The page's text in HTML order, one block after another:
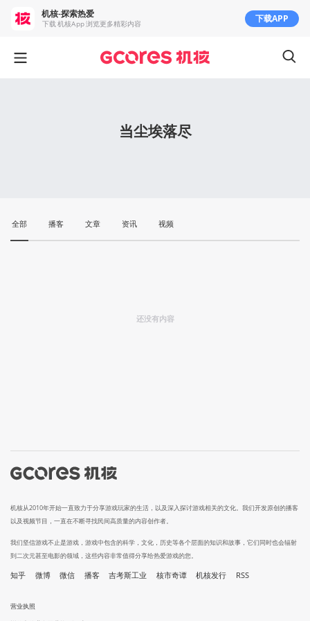
当尘埃落尽
全部 播客 文章 资讯 视频
还没有内容
机核从2010年开始一直致力于分享游戏玩家的生活，以及深入探讨游戏相关的文化。我们开发原创的播客
以及视频节目，一直在不断寻找民间高质量的内容创作者。
我们坚信游戏不止是游戏，游戏中包含的科学，文化，历史等各个层面的知识和故事，它们同时也会辐射
到二次元甚至电影的领域，这些内容非常值得分享给热爱游戏的您。
知乎 微博 微信 播客 吉考斯工业 核市奇谭 机核发行 RSS
营业执照
机核-探索热爱
下载 机核App 浏览更多精彩内容 下载APP